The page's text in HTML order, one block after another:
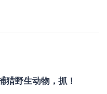
猎野生动物，抓！